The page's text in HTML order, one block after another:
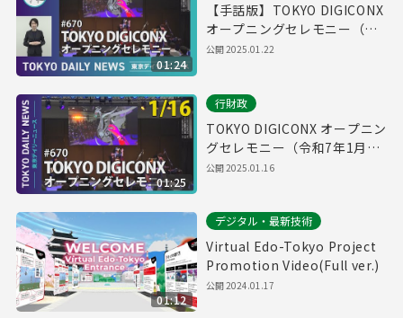
01:24
【手話版】TOKYO DIGICONX
オープニングセレモニー（令
和7年1月16日 東京デイリーニ
公開2025.01.22
01:25
行財政
TOKYO DIGICONX オープニン
グセレモニー（令和7年1月16
日 東京デイリーニュース
公開2025.01.16
01:12
デジタル・最新技術
Virtual Edo-Tokyo Project
Promotion Video(Full ver.)
公開2024.01.17